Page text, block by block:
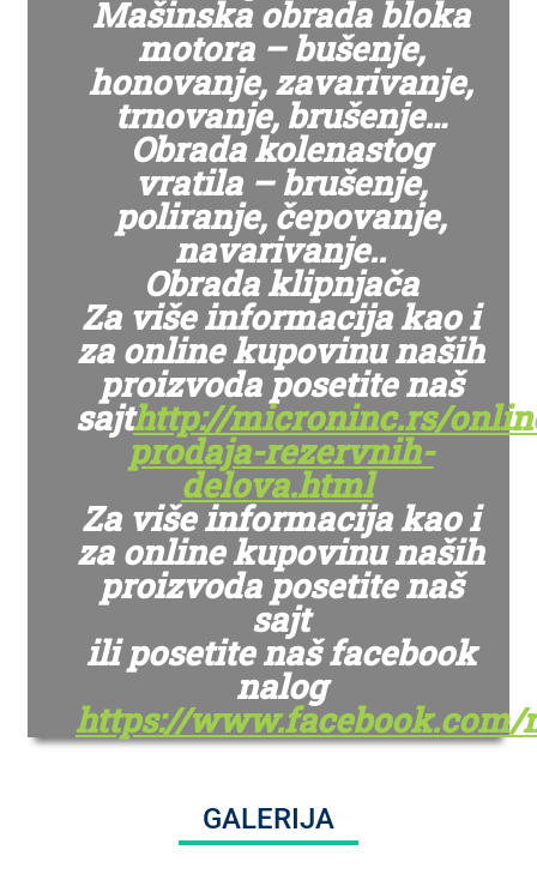
Mašinska obrada bloka
motora – bušenje,
honovanje, zavarivanje,
trnovanje, brušenje…
Obrada kolenastog
vratila – brušenje,
poliranje, čepovanje,
navarivanje..
Obrada klipnjača
Za više informacija kao i
za online kupovinu naših
proizvoda posetite naš
sajthttp://microninc.rs/
prodaja-rezervnih-
delova.html
Za više informacija kao i
za online kupovinu naših
proizvoda posetite naš
sajt
ili posetite naš facebook
nalog
https://
GALERIJA